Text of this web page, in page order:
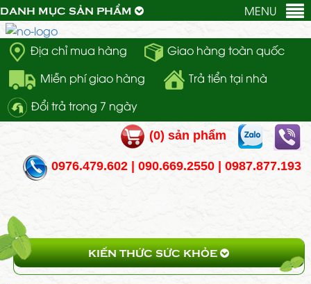
Địa chỉ mua hàng
Giao hàng toàn quốc
Miễn phí giao hàng
Trả tiển tại nhà
Đổi trả trong 7 ngày
(0) sản phẩm
0976.479.602 | 090.669.2550 | 0987.877.193
MENU
DANH MỤC SẢN PHẨM
KIẾN THỨC SỨC KHỎE